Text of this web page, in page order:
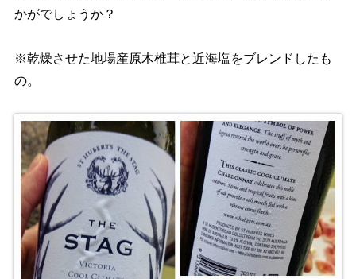
かがでしょうか？
※乾燥させた地場産原木椎茸と近海塩をブレンドしたも
の。